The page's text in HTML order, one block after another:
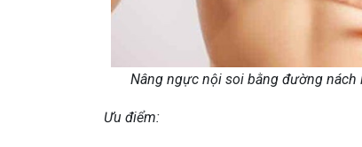
Nâng ngực nội soi bằng đường
Ưu điểm: